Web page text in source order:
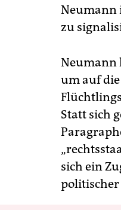
Neumann
zu
Neumann
um auf
Statt sich
sich ein